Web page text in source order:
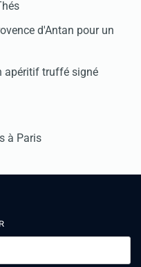
d'Antan pour un
apéritif truffé signé
à Paris